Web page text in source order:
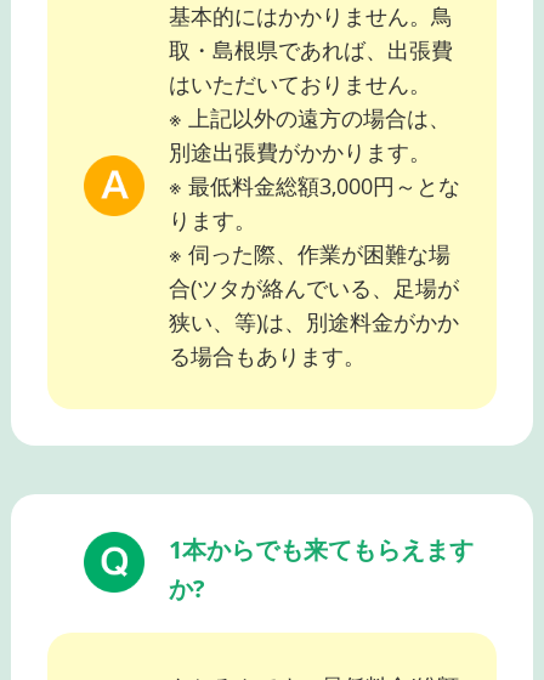
基本的にはかかりません。鳥
取・島根県であれば、出張費
はいただいておりません。
※ 上記以外の遠方の場合は、
別途出張費がかかります。
※ 最低料金総額3,000円～とな
ります。
※ 伺った際、作業が困難な場
合(ツタが絡んでいる、足場が
狭い、等)は、別途料金がかか
る場合もあります。
1本からでも来てもらえます
か?